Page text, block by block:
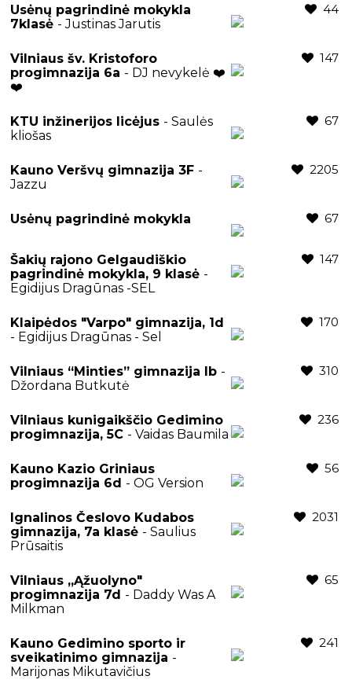
Usėnų pagrindinė mokykla
7klasė - Justinas Jarutis
44
Vilniaus šv. Kristoforo
progimnazija 6a - DJ nevykelė ❤️
❤️
147
KTU inžinerijos licėjus - Saulės
kliošas
67
Kauno Veršvų gimnazija 3F -
Jazzu
2205
Usėnų pagrindinė mokykla 67
Šakių rajono Gelgaudiškio
pagrindinė mokykla, 9 klasė -
Egidijus Dragūnas -SEL
147
Klaipėdos "Varpo" gimnazija, 1d
- Egidijus Dragūnas - Sel
170
Vilniaus “Minties” gimnazija Ib -
Džordana Butkutė
310
Vilniaus kunigaikščio Gedimino
progimnazija, 5C - Vaidas Baumila
236
Kauno Kazio Griniaus
progimnazija 6d - OG Version
56
Ignalinos Česlovo Kudabos
gimnazija, 7a klasė - Saulius
Prūsaitis
2031
Vilniaus „Ąžuolyno"
progimnazija 7d - Daddy Was A
Milkman
65
Kauno Gedimino sporto ir
sveikatinimo gimnazija -
Marijonas Mikutavičius
241